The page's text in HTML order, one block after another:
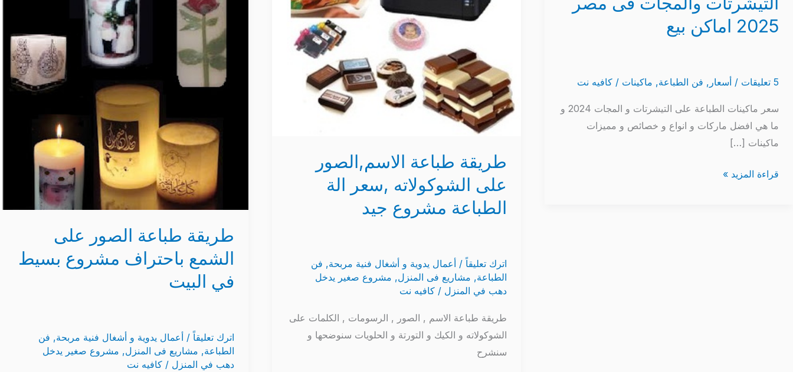
2025 اماكن بيع
5 تعليقات / أسعار , فن الطباعة, ماكينات / كافيه نت
سعر ماكينات الطباعة على التيشرتات و المجات 2024 و
ما هي افضل ماركات و انواع و خصائص و مميزات
ماكينات […]
الطباعة
على
فى
2025
اماكن
بيع
قراءة المزيد »
طريقة طباعة الاسم,الصور
على الشوكولاته ,سعر الة
الطباعة مشروع جيد
اترك تعليقاً / أعمال يدوية و أشغال فنية مربحة, فن
الطباعة, مشاريع فى المنزل, مشروع صغير يدخل
دهب في المنزل /كافيه نت
طريقة طباعة الاسم , الصور , الرسومات , الكلمات على
الشوكولاته و الكيك و التورتة و الحلويات سنوضحها و
سنشرح
الة
الطباعة
مشروع
جيد
طريقة طباعة الصور على
الشمع باحتراف مشروع بسيط
في البيت
اترك تعليقاً / أعمال يدوية و أشغال فنية مربحة, فن
الطباعة, مشاريع فى المنزل, مشروع صغير يدخل
دهب في المنزل / كافيه نت
الشمع
باحتراف
مشروع
بسيط